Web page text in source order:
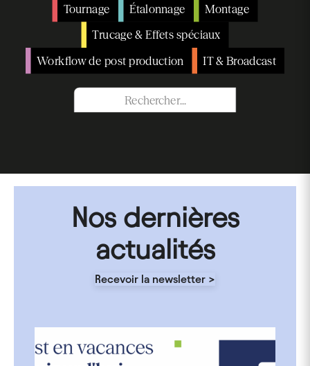
Tournage Étalonnage
Montage
Trucage & Effets spéciaux
Workflow de post production
IT & Broadcast
Nos dernières
actualités
Recevoir la newsletter >